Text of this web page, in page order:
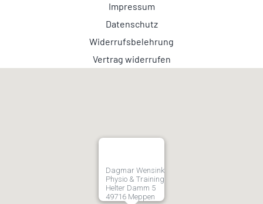
Impressum
Datenschutz
Widerrufsbelehrung
Vertrag widerrufen
Dagmar Wensink
Physio & Training
Helter Damm 5
49716 Meppen